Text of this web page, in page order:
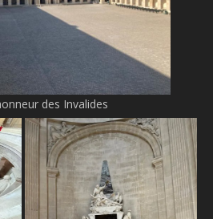
des Invalides